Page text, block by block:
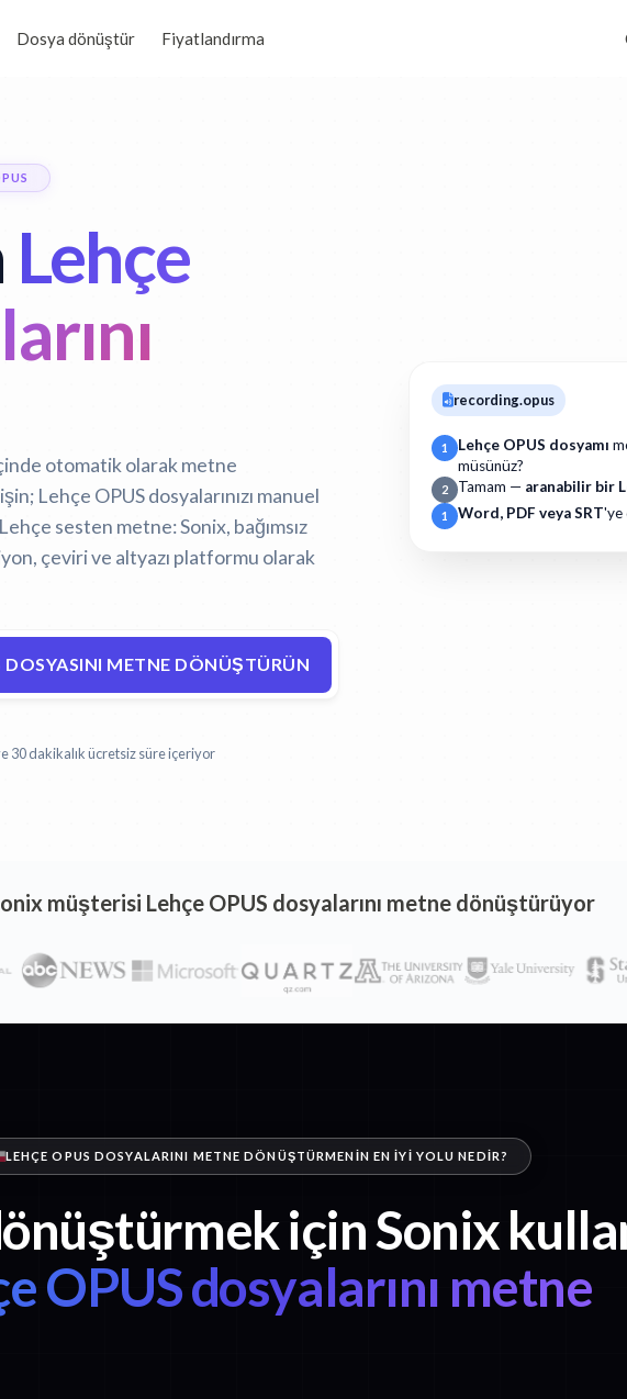
Dosya dönüştür Fiyatlandırma
Lehçe
otomatik olarak metne
Lehçe OPUS dosyalarınızı manuel
Lehçe sesten metne:Sonix, bağımsız
çeviri ve altyazı platformu olarak
DOSYASINI METNE DÖNÜŞTÜRÜN
30 dakikalık ücretsiz süre içeriyor
recording.opus
1 Lehçe OPUS dosyamı
müsünüz?
2 Tamam — aranabilir bir
1 Word, PDF veya SRT'ye
müşterisi Lehçe OPUS dosyalarını metne dönüştürüyor
LEHÇE OPUS DOSYALARINI METNE DÖNÜŞTÜRMENIN EN IYI YOLU NEDIR?
için Sonix
OPUS dosyalarını metne